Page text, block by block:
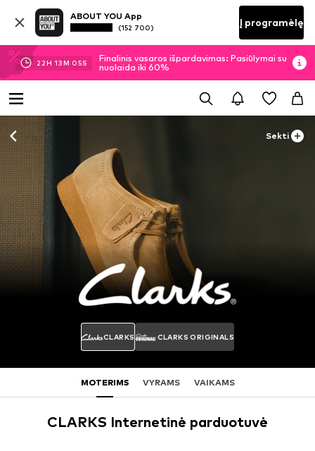
ABOUT YOU App
(152 700) Į programėlę
22H 13M 04S
Finalinis vasaros išpardavimas: Pasiūlymai su
nuolaida iki 60%
Sekti
CLARKS CLARKS ORIGINALS
MOTERIMS VYRAMS VAIKAMS
CLARKS Internetinė parduotuvė